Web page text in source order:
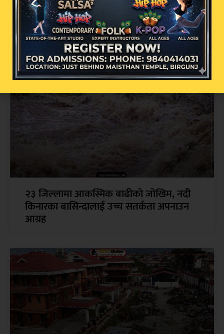
धर्तीको भू-स्वर्ग बाजुराको बडी मालिकामा भदौ १
गतेबाट पूजा आरम्भ हुने
२३ जिल्लामा आकस्मिक बाढीको जोखिम, नदी
किनारका बासिन्दालाई उच्च सतर्कता अपनाउन
आग्रह